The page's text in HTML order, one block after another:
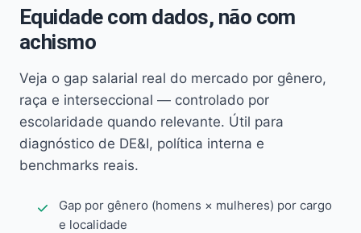
Equidade com dados, não com
achismo
Veja o gap salarial real do mercado por gênero,
raça e interseccional — controlado por
escolaridade quando relevante. Útil para
diagnóstico de DE&I, política interna e
benchmarks reais.
Gap por gênero (homens × mulheres) por cargo
e localidade